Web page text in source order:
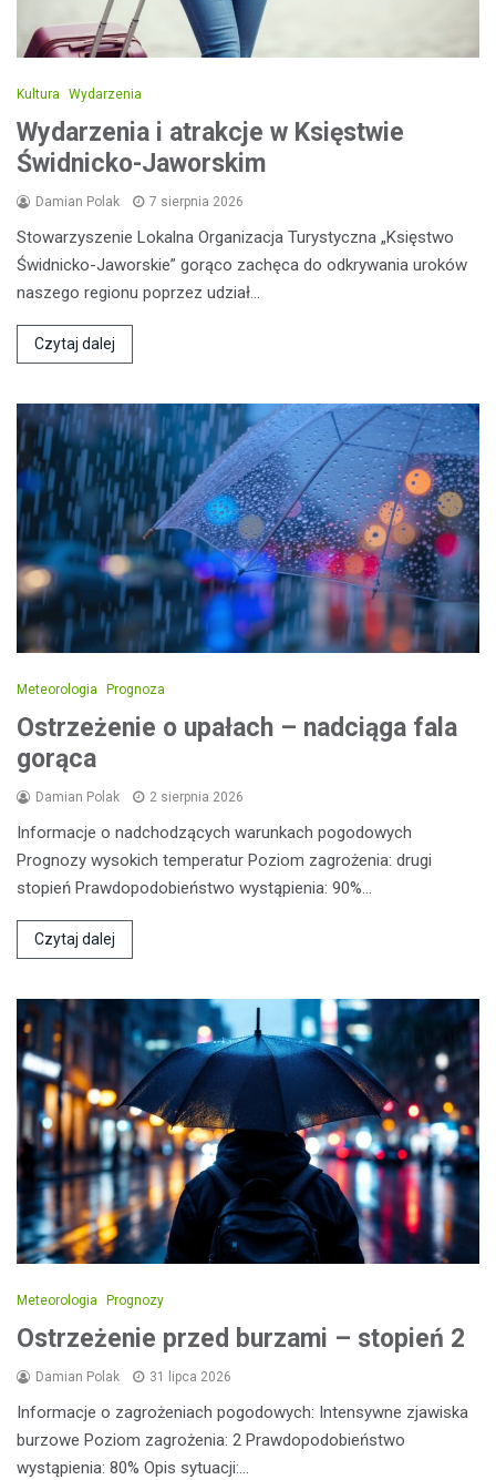
Kultura Wydarzenia
Wydarzenia i atrakcje w Księstwie
Świdnicko-Jaworskim
Damian Polak 7 sierpnia 2026
Stowarzyszenie Lokalna Organizacja Turystyczna „Księstwo
Świdnicko-Jaworskie” gorąco zachęca do odkrywania uroków
naszego regionu poprzez udział…
Czytaj dalej
Meteorologia Prognoza
Ostrzeżenie o upałach – nadciąga fala
gorąca
Damian Polak 2 sierpnia 2026
Informacje o nadchodzących warunkach pogodowych
Prognozy wysokich temperatur Poziom zagrożenia: drugi
stopień Prawdopodobieństwo wystąpienia: 90%…
Czytaj dalej
Meteorologia Prognozy
Ostrzeżenie przed burzami – stopień 2
Damian Polak 31 lipca 2026
Informacje o zagrożeniach pogodowych: Intensywne zjawiska
burzowe Poziom zagrożenia: 2 Prawdopodobieństwo
wystąpienia: 80% Opis sytuacji:…